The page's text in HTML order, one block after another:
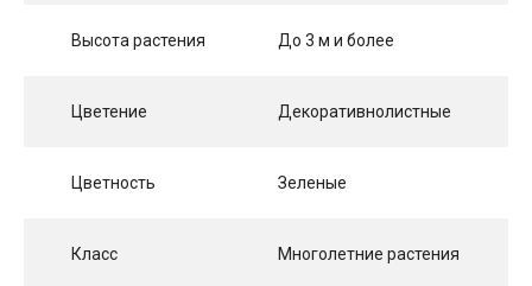
Высота растения До 3 м и более
Цветение Декоративнолистные
Цветность Зеленые
Класс Многолетние растения